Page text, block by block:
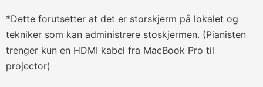
*Dette forutsetter at det er storskjerm på lokalet og
tekniker som kan administrere stoskjermen. (Pianisten
trenger kun en HDMI kabel fra MacBook Pro til
projector)